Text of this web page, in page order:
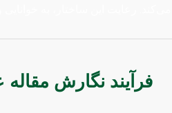
فرآیند نگارش